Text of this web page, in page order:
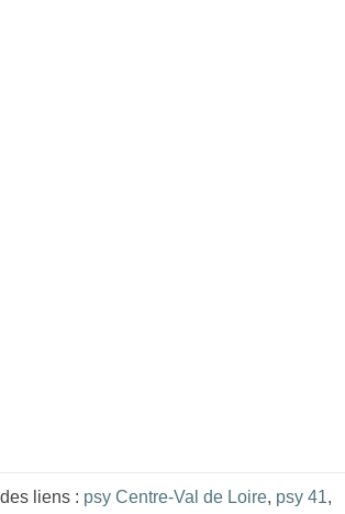
liens : psy Centre-Val de Loire, psy 41,